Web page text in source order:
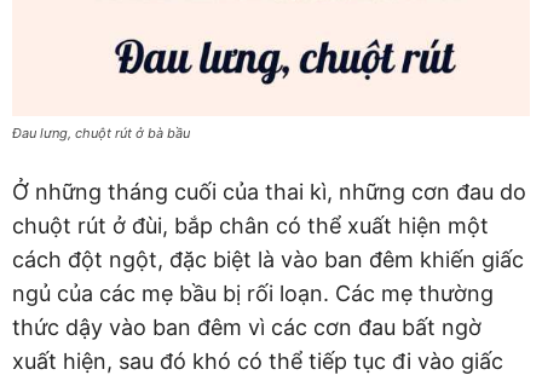
Đau lưng, chuột rút ở bà bầu
Ở những tháng cuối của thai kì, những cơn đau do
chuột rút ở đùi, bắp chân có thể xuất hiện một
cách đột ngột, đặc biệt là vào ban đêm khiến giấc
ngủ của các mẹ bầu bị rối loạn. Các mẹ thường
thức dậy vào ban đêm vì các cơn đau bất ngờ
xuất hiện, sau đó khó có thể tiếp tục đi vào giấc